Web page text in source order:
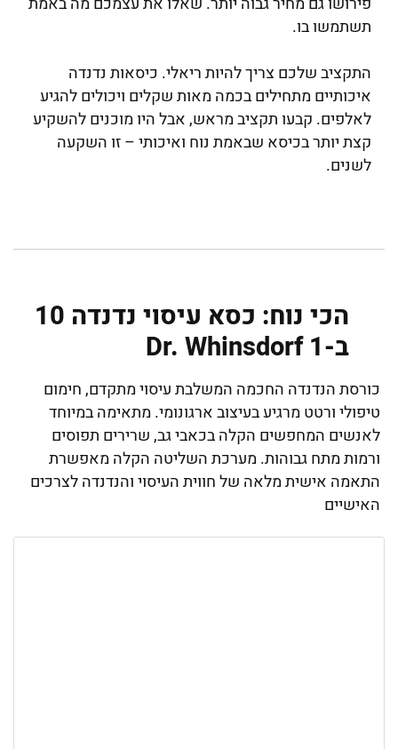
תשתמשו בו.
התקציב שלכם צריך להיות ריאלי. כיסאות נדנדה
איכותיים מתחילים בכמה מאות שקלים ויכולים להגיע
לאלפים. קבעו תקציב מראש, אבל היו מוכנים להשקיע
קצת יותר בכיסא שבאמת נוח ואיכותי – זו השקעה
לשנים.
הכי נוח: כסא עיסוי נדנדה 10
ב-1 Dr. Whinsdorf
כורסת הנדנדה החכמה המשלבת עיסוי מתקדם, חימום
טיפולי ורטט מרגיע בעיצוב ארגונומי. מתאימה במיוחד
לאנשים המחפשים הקלה בכאבי גב, שרירים תפוסים
ורמות מתח גבוהות. מערכת השליטה הקלה מאפשרת
התאמה אישית מלאה של חווית העיסוי והנדנדה לצרכים
האישיים